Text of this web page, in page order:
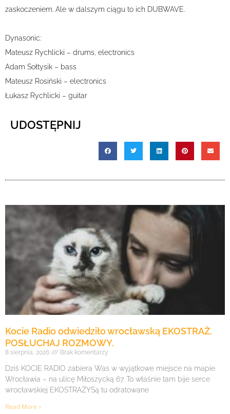
zaskoczeniem. Ale w dalszym ciągu to ich DUBWAVE.
Dynasonic:
Mateusz Rychlicki – drums, electronics
Adam Sołtysik – bass
Mateusz Rosiński – electronics
Łukasz Rychlicki – guitar
UDOSTĘPNIJ
Kocie Radio odwiedziło wrocławską EKOSTRAŻ.
POSŁUCHAJ ROZMOWY.
8 sierpnia, 2026 Brak komentarzy
Dziś KOCIE RADIO zabiera Was w wyjątkowe miejsce na mapie
Wrocławia – na ulicę Miłoszycką 67. To właśnie tam bije serce
wrocławskiej EKOSTRAŻYSą tu odratowane
Read More »